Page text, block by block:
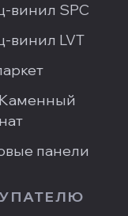
винил SPC
винил LVT
панели